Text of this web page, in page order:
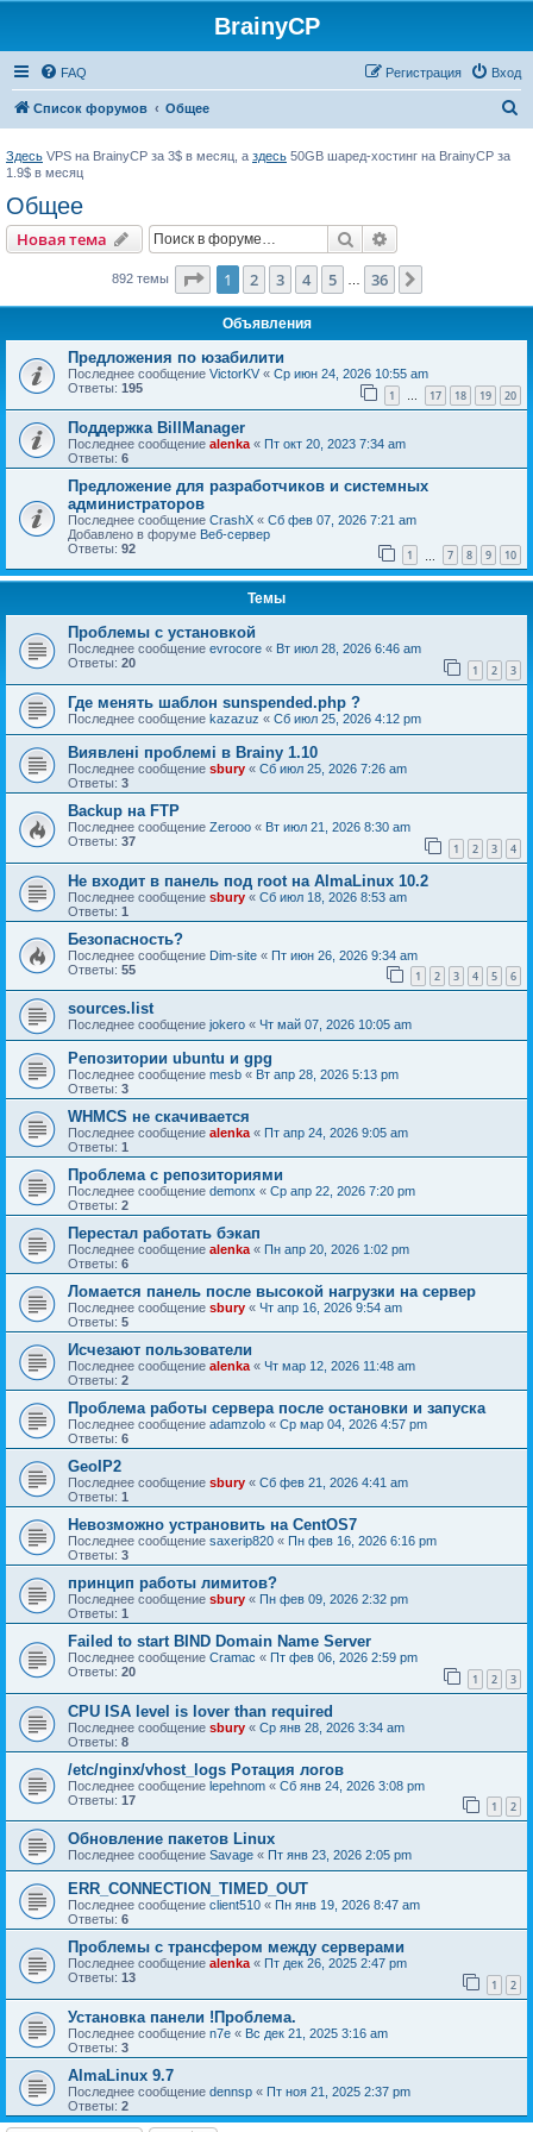
BrainyCP
FAQ Вход
Регистрация
Список форумов Общее
Здесь VPS на BrainyCP за 3$ в месяц, а здесь 50GB шаред-хостинг на BrainyCP за
1.9$ в месяц
Общее
Новая тема Поиск
892 темы Страница из 36
1 2 3 4 5 36
Объявления
Предложения по юзабилити
Последнее сообщение VictorKV « Ср июн 24, 2026 10:55 am
Ответы: 195 1 … 17 18 19 20
Поддержка BillManager
Последнее сообщение alenka « Пт окт 20, 2023 7:34 am
Ответы: 6
Предложение для разработчиков и системных
администраторов
Последнее сообщение CrashX « Сб фев 07, 2026 7:21 am
Добавлено в форуме Веб-сервер
Ответы: 92 1 7 8 9 10
Темы
Проблемы с установкой
Последнее сообщение evrocore « Вт июл 28, 2026 6:46 am
Ответы: 20 1 2 3
Где менять шаблон sunspended.php ?
Последнее сообщение kazazuz « Сб июл 25, 2026 4:12 pm
Виявлені проблемі в Brainy 1.10
Последнее сообщение sbury « Сб июл 25, 2026 7:26 am
Ответы: 3
Backup на FTP
Последнее сообщение Zerooo « Вт июл 21, 2026 8:30 am
Ответы: 37 1 2 3 4
Не входит в панель под root на AlmaLinux 10.2
Последнее сообщение sbury « Сб июл 18, 2026 8:53 am
Ответы: 1
Безопасность?
Последнее сообщение Dim-site « Пт июн 26, 2026 9:34 am
Ответы: 55 1 2 3 4 5 6
sources.list
Последнее сообщение jokero « Чт май 07, 2026 10:05 am
Репозитории ubuntu и gpg
Последнее сообщение mesb « Вт апр 28, 2026 5:13 pm
Ответы: 3
WHMCS не скачивается
Последнее сообщение alenka « Пт апр 24, 2026 9:05 am
Ответы: 1
Проблема с репозиториями
Последнее сообщение demonx « Ср апр 22, 2026 7:20 pm
Ответы: 2
Перестал работать бэкап
Последнее сообщение alenka « Пн апр 20, 2026 1:02 pm
Ответы: 6
Ломается панель после высокой нагрузки на сервер
Последнее сообщение sbury « Чт апр 16, 2026 9:54 am
Ответы: 5
Исчезают пользователи
Последнее сообщение alenka « Чт мар 12, 2026 11:48 am
Ответы: 2
Проблема работы сервера после остановки и запуска
Последнее сообщение adamzolo « Ср мар 04, 2026 4:57 pm
Ответы: 6
GeoIP2
Последнее сообщение sbury « Сб фев 21, 2026 4:41 am
Ответы: 1
Невозможно устрановить на CentOS7
Последнее сообщение saxerip820 « Пн фев 16, 2026 6:16 pm
Ответы: 3
принцип работы лимитов?
Последнее сообщение sbury « Пн фев 09, 2026 2:32 pm
Ответы: 1
Failed to start BIND Domain Name Server
Последнее сообщение Cramac « Пт фев 06, 2026 2:59 pm
Ответы: 20 1 2 3
CPU ISA level is lover than required
Последнее сообщение sbury « Ср янв 28, 2026 3:34 am
Ответы: 8
/etc/nginx/vhost_logs Ротация логов
Последнее сообщение lepehnom « Сб янв 24, 2026 3:08 pm
Ответы: 17 1 2
Обновление пакетов Linux
Последнее сообщение Savage « Пт янв 23, 2026 2:05 pm
ERR_CONNECTION_TIMED_OUT
Последнее сообщение client510 « Пн янв 19, 2026 8:47 am
Ответы: 6
Проблемы с трансфером между серверами
Последнее сообщение alenka« Пт дек 26, 2025 2:47 pm
Ответы: 13 1 2
Установка панели !Проблема.
Последнее сообщение n7e « Вс дек 21, 2025 3:16 am
Ответы: 3
AlmaLinux 9.7
Последнее сообщение dennsp « Пт ноя 21, 2025 2:37 pm
Ответы: 2